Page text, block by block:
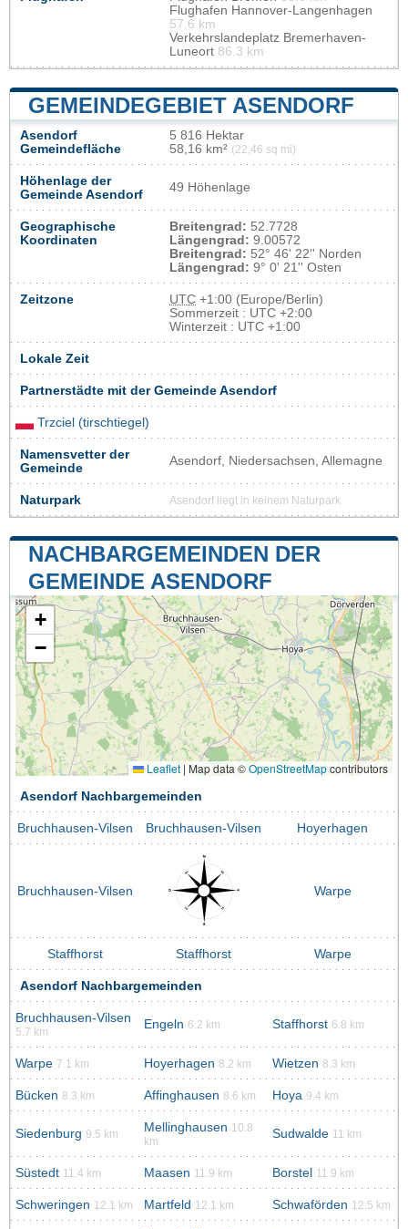
Flughafen Hannover-Langenhagen
57.6 km
Verkehrslandeplatz Bremerhaven-
Luneort 86.3 km
GEMEINDEGEBIET ASENDORF
Asendorf
Gemeindefläche
5 816 Hektar
58,16 km² (22,46 sq mi)
Höhenlage der
Gemeinde Asendorf
49 Höhenlage
Geographische
Koordinaten
Breitengrad: 52.7728
Längengrad: 9.00572
Breitengrad: 52° 46' 22'' Norden
Längengrad: 9° 0' 21'' Osten
Zeitzone UTC +1:00 (Europe/Berlin)
Sommerzeit : UTC +2:00
Winterzeit : UTC +1:00
Lokale Zeit
Partnerstädte mit der Gemeinde Asendorf
Trzciel (tirschtiegel)
Namensvetter der
Gemeinde
Asendorf, Niedersachsen, Allemagne
Naturpark Asendorf liegt in keinem Naturpark
NACHBARGEMEINDEN DER
GEMEINDE ASENDORF
+
−
Leaflet | Map data ©OpenStreetMapcontributors
Asendorf Nachbargemeinden
Bruchhausen-Vilsen Bruchhausen-Vilsen Hoyerhagen
Bruchhausen-Vilsen Warpe
Staffhorst Staffhorst Warpe
Asendorf Nachbargemeinden
Bruchhausen-Vilsen
5.7 km
Engeln 6.2 km Staffhorst 6.8 km
Warpe 7.1 km Hoyerhagen 8.2 km Wietzen 8.3 km
Bücken 8.3 km Affinghausen 8.6 km Hoya 9.4 km
Siedenburg 9.5 km Mellinghausen 10.8
km
Sudwalde 11 km
Süstedt 11.4 km Maasen 11.9 km Borstel 11.9 km
Schweringen 12.1 km Martfeld 12.1 km Schwaförden 12.5 km